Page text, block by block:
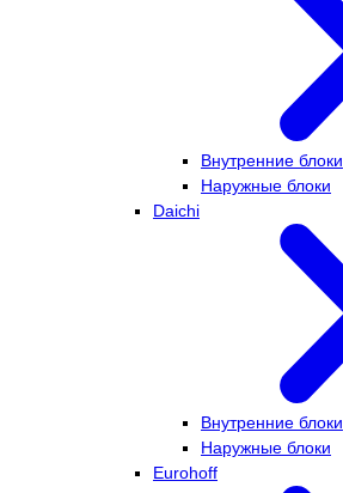
Внутренние блоки
Наружные блоки
Daichi
Внутренние блоки
Наружные блоки
Eurohoff